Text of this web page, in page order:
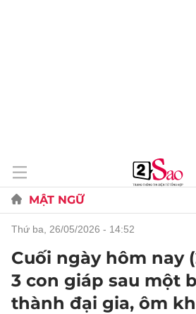
MẬT NGỮ
thứ ba, 26/05/2026 - 14:52
Cuối ngày hôm nay
3 con giáp sau một
thành đại gia, ôm